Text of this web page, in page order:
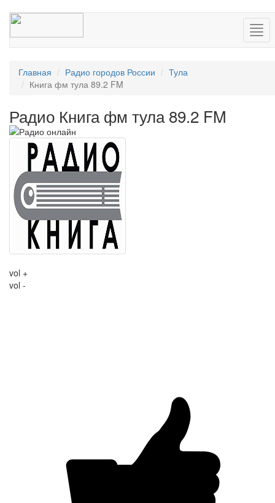
Главная Радио городов России
Тула
Книга фм тула 89.2 FM
Радио Книга фм тула 89.2 FM
vol +
vol -